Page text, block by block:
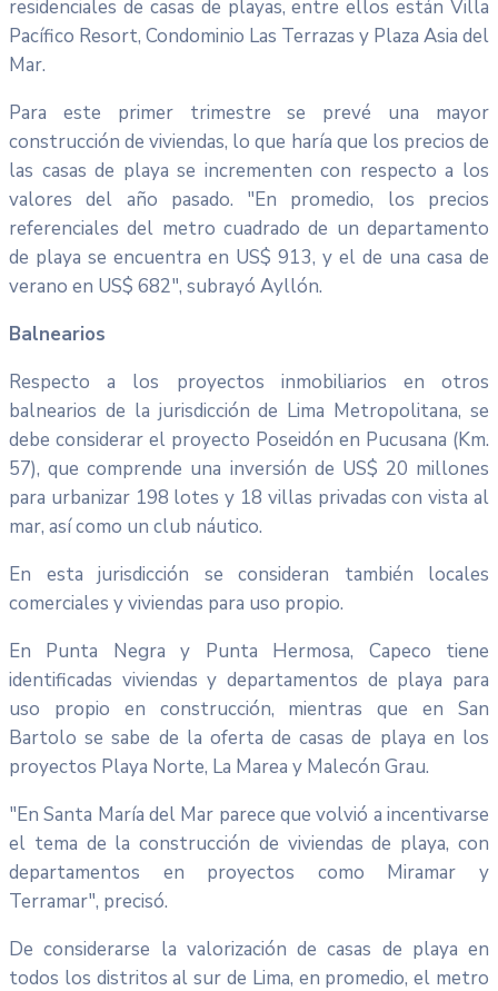
residenciales de casas de playas, entre ellos están Villa
Pacífico Resort, Condominio Las Terrazas y Plaza Asia del
Mar.
Para este primer trimestre se prevé una mayor
construcción de viviendas, lo que haría que los precios de
las casas de playa se incrementen con respecto a los
valores del año pasado. "En promedio, los precios
referenciales del metro cuadrado de un departamento
de playa se encuentra en US$ 913, y el de una casa de
verano en US$ 682", subrayó Ayllón.
Balnearios
Respecto a los proyectos inmobiliarios en otros
balnearios de la jurisdicción de Lima Metropolitana, se
debe considerar el proyecto Poseidón en Pucusana (Km.
57), que comprende una inversión de US$ 20 millones
para urbanizar 198 lotes y 18 villas privadas con vista al
mar, así como un club náutico.
En esta jurisdicción se consideran también locales
comerciales y viviendas para uso propio.
En Punta Negra y Punta Hermosa, Capeco tiene
identificadas viviendas y departamentos de playa para
uso propio en construcción, mientras que en San
Bartolo se sabe de la oferta de casas de playa en los
proyectos Playa Norte, La Marea y Malecón Grau.
"En Santa María del Mar parece que volvió a incentivarse
el tema de la construcción de viviendas de playa, con
departamentos en proyectos como Miramar y
Terramar", precisó.
De considerarse la valorización de casas de playa en
todos los distritos al sur de Lima, en promedio, el metro